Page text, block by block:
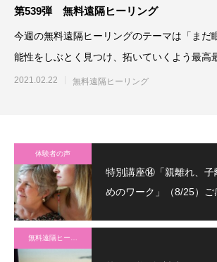
第539弾 無料遠隔ヒーリング
今週の無料遠隔ヒーリングのテーマは「まだ
能性をしぶとく見つけ、拓いていくよう最高
です。参加される方は、「
2021.02.22 無料遠隔ヒーリング
体験者の声
特別講座⑭「親離れ、子
めのワーク」（8/25）ご